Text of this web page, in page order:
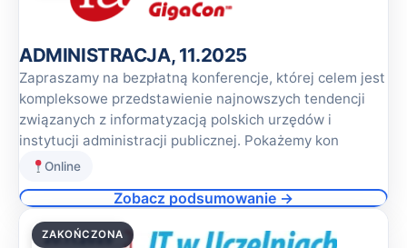
ADMINISTRACJA, 11.2025
Zapraszamy na bezpłatną konferencje, której celem jest
kompleksowe przedstawienie najnowszych tendencji
związanych z informatyzacją polskich urzędów i
instytucji administracji publicznej. Pokażemy kon
Online
Zobacz podsumowanie →
20.11.2025
ZAKOŃCZONA